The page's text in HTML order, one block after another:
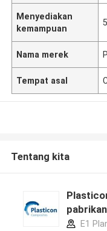
Menyediakan
kemampuan
Nama merek
Tempat asal
Tentang kita
pabrikan
E1